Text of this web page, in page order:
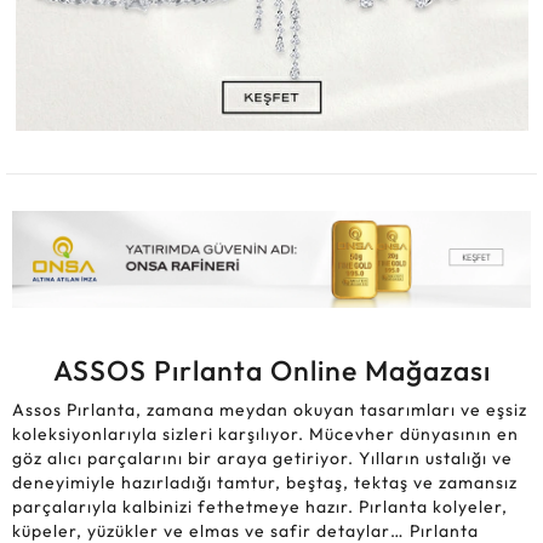
ASSOS Pırlanta Online Mağazası
Assos Pırlanta, zamana meydan okuyan tasarımları ve eşsiz
koleksiyonlarıyla sizleri karşılıyor. Mücevher dünyasının en
göz alıcı parçalarını bir araya getiriyor. Yılların ustalığı ve
deneyimiyle hazırladığı tamtur, beştaş, tektaş ve zamansız
parçalarıyla kalbinizi fethetmeye hazır. Pırlanta kolyeler,
küpeler, yüzükler ve elmas ve safir detaylar… Pırlanta